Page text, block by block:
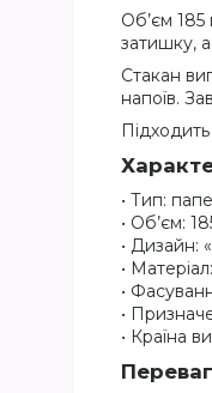
Об’єм 185
затишку,
Стакан
напоїв.
• Тип:
• Об’єм:
• Дизайн:
•
•
•
• Країна